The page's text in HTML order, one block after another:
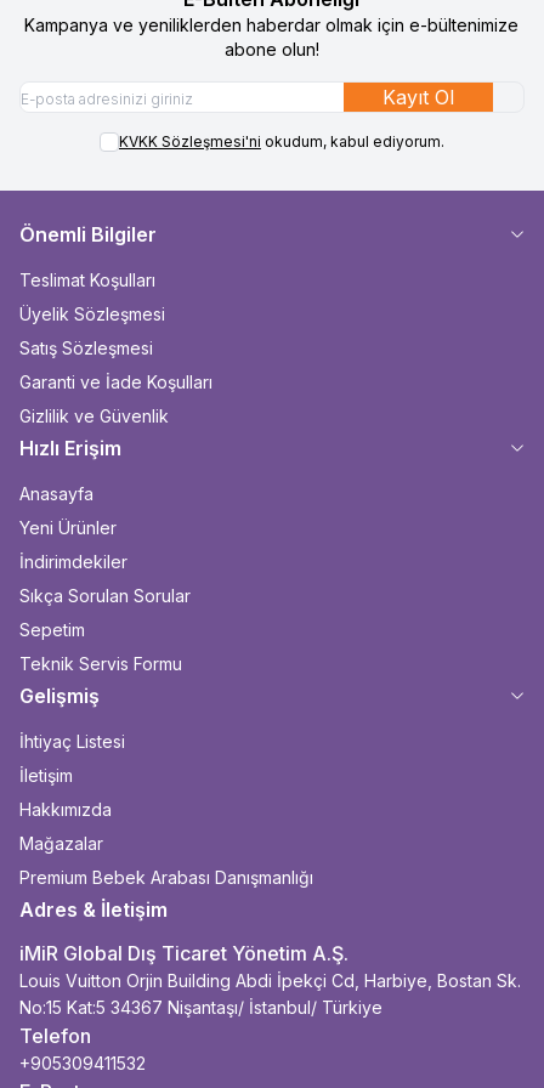
Kampanya ve yeniliklerden haberdar olmak için e-bültenimize
abone olun!
Kayıt Ol
KVKK Sözleşmesi'ni okudum, kabul ediyorum.
Önemli Bilgiler
Teslimat Koşulları
Üyelik Sözleşmesi
Satış Sözleşmesi
Garanti ve İade Koşulları
Gizlilik ve Güvenlik
Hızlı Erişim
Anasayfa
Yeni Ürünler
İndirimdekiler
Sıkça Sorulan Sorular
Sepetim
Teknik Servis Formu
Gelişmiş
İhtiyaç Listesi
İletişim
Hakkımızda
Mağazalar
Premium Bebek Arabası Danışmanlığı
Adres & İletişim
iMiR Global Dış Ticaret Yönetim A.Ş.
Louis Vuitton Orjin Building Abdi İpekçi Cd, Harbiye, Bostan Sk.
No:15 Kat:5 34367 Nişantaşı/ İstanbul/ Türkiye
Telefon
+905309411532